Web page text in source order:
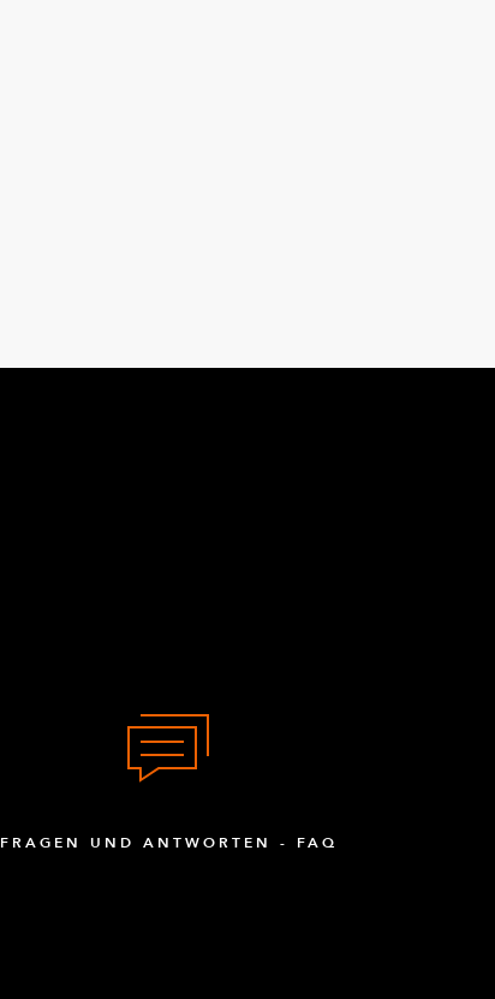
FRAGEN UND ANTWORTEN - FAQ